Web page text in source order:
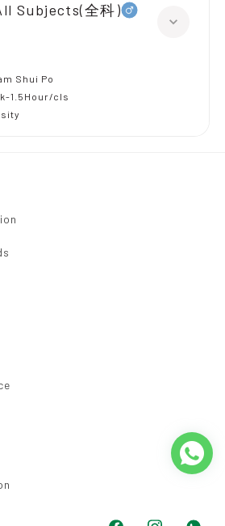
Subjects(全科)
Shui Po
1.5Hour/cls